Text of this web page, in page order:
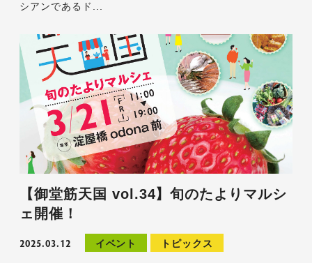
シアンであるド...
【御堂筋天国 vol.34】旬のたよりマルシ
ェ開催！
2025.03.12 イベント トピックス